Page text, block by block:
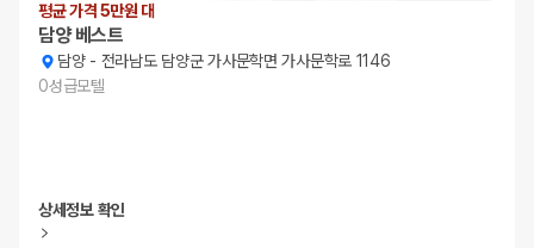
평균 가격 5만원 대
담양 베스트
담양- 전라남도 담양군 가사문학면 가사문학로 1146
0성급모텔
상세정보 확인